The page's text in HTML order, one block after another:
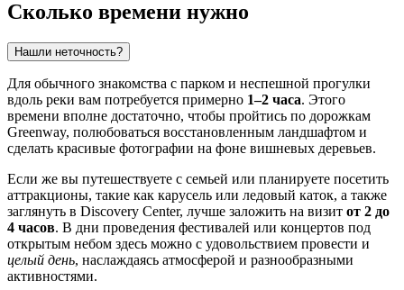
Сколько времени нужно
Нашли неточность?
Для обычного знакомства с парком и неспешной прогулки
вдоль реки вам потребуется примерно 1–2 часа. Этого
времени вполне достаточно, чтобы пройтись по дорожкам
Greenway, полюбоваться восстановленным ландшафтом и
сделать красивые фотографии на фоне вишневых деревьев.
Если же вы путешествуете с семьей или планируете посетить
аттракционы, такие как карусель или ледовый каток, а также
заглянуть в Discovery Center, лучше заложить на визит от 2 до
4 часов. В дни проведения фестивалей или концертов под
открытым небом здесь можно с удовольствием провести и
целый день, наслаждаясь атмосферой и разнообразными
активностями.